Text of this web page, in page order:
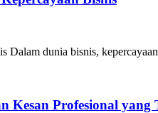
dunia bisnis,
Kesan Profesional yang